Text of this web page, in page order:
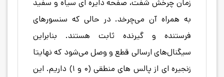
زمان چرخش شفت، صفحه دایره ای سیاه و سفید
به همراه آن می‌چرخد. در حالی که سنسورهای
فرستنده و گیرنده ثابت هستند. بنابراین
سیگنال‌های ارسالی قطع و وصل می‌شود که نهایتا
زنجیره ای از پالس های منطقی (۰ و ۱) داریم. این